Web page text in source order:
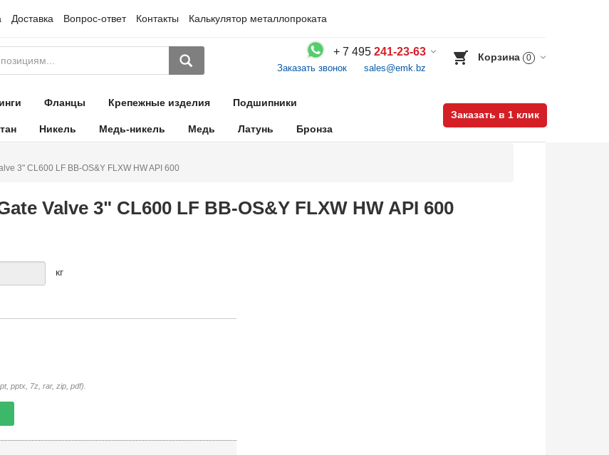
Доставка Вопрос-ответ Контакты Калькулятор металлопроката
+ 7 495 241-23-63
Заказать звонок sales@emk.bz
Корзина 0
Фланцы Крепежные изделия Подшипники
Никель Медь-никель Медь Латунь Бронза
Заказать в 1 клик
3" CL600 LF BB-OS&Y FLXW HW API 600
Valve 3" CL600 LF BB-OS&Y FLXW HW API 600
кг
pptx, 7z, rar, zip, pdf).